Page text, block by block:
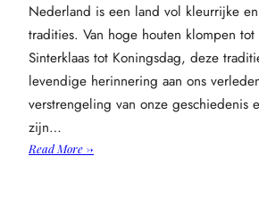
Nederland is een land vol kleurrijke
tradities. Van hoge houten klompen tot
Sinterklaas tot Koningsdag, deze
levendige herinnering aan ons
verstrengeling van onze geschiedenis
zijn…
Read More →: